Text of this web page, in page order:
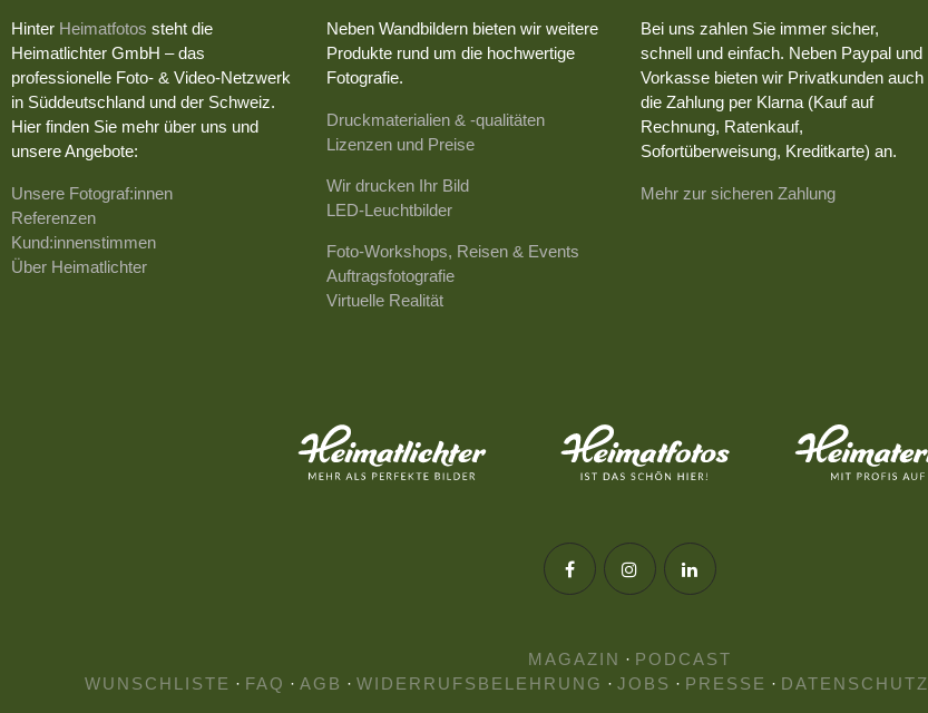
Hinter Heimatfotos steht die
Heimatlichter GmbH – das
professionelle Foto- & Video-Netzwerk
in Süddeutschland und der Schweiz.
Hier finden Sie mehr über uns und
unsere Angebote:
Unsere Fotograf:innen
Referenzen
Kund:innenstimmen
Über Heimatlichter
Neben Wandbildern bieten wir weitere
Produkte rund um die hochwertige
Fotografie.
Druckmaterialien & -qualitäten
Lizenzen und Preise
Wir drucken Ihr Bild
LED-Leuchtbilder
Foto-Workshops, Reisen & Events
Auftragsfotografie
Virtuelle Realität
Bei uns zahlen Sie immer sicher,
schnell und einfach. Neben Paypal und
Vorkasse bieten wir Privatkunden auch
die Zahlung per Klarna (Kauf auf
Rechnung, Ratenkauf,
Sofortüberweisung, Kreditkarte) an.
Mehr zur sicheren Zahlung
MAGAZIN · PODCAST
WUNSCHLISTE · FAQ · AGB · WIDERRUFSBELEHRUNG · JOBS · PRESSE · DATENSCHUTZ